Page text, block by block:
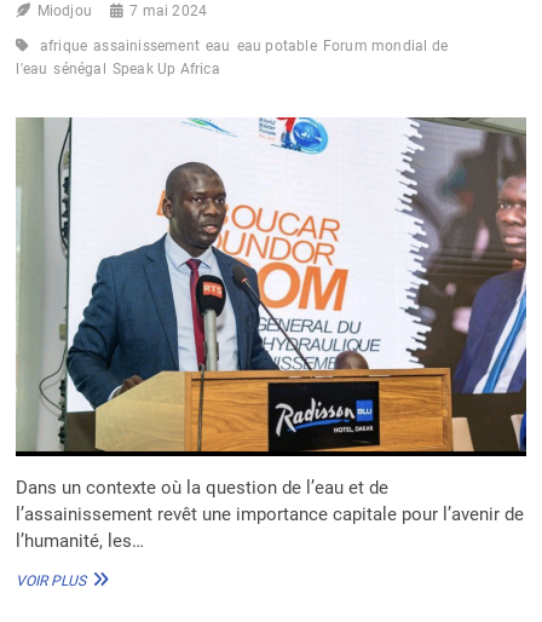
ET
EN
Miodjou 7 mai 2024
afrique assainissement eau eau potable Forum mondial de
l'eau sénégal Speak Up Africa
Dans un contexte où la question de l’eau et de
l’assainissement revêt une importance capitale pour l’avenir de
l’humanité, les…
VOIR PLUSLES